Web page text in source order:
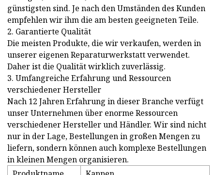
günstigsten sind. Je nach den Umständen des Kunden
empfehlen wir ihm die am besten geeigneten Teile.
2. Garantierte Qualität
Die meisten Produkte, die wir verkaufen, werden in
unserer eigenen Reparaturwerkstatt verwendet.
Daher ist die Qualität wirklich zuverlässig.
3. Umfangreiche Erfahrung und Ressourcen
verschiedener Hersteller
Nach 12 Jahren Erfahrung in dieser Branche verfügt
unser Unternehmen über enorme Ressourcen
verschiedener Hersteller und Händler. Wir sind nicht
nur in der Lage, Bestellungen in großen Mengen zu
liefern, sondern können auch komplexe Bestellungen
in kleinen Mengen organisieren.